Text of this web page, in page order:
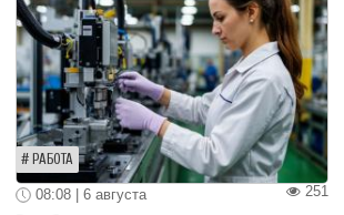
РАБОТА
251
08:08 | 6 августа